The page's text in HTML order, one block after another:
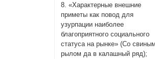
8. «Характерные внешние
приметы как повод для
узурпации наиболее
благоприятного социального
статуса на рынке» (Со
рылом да в калашный ряд);